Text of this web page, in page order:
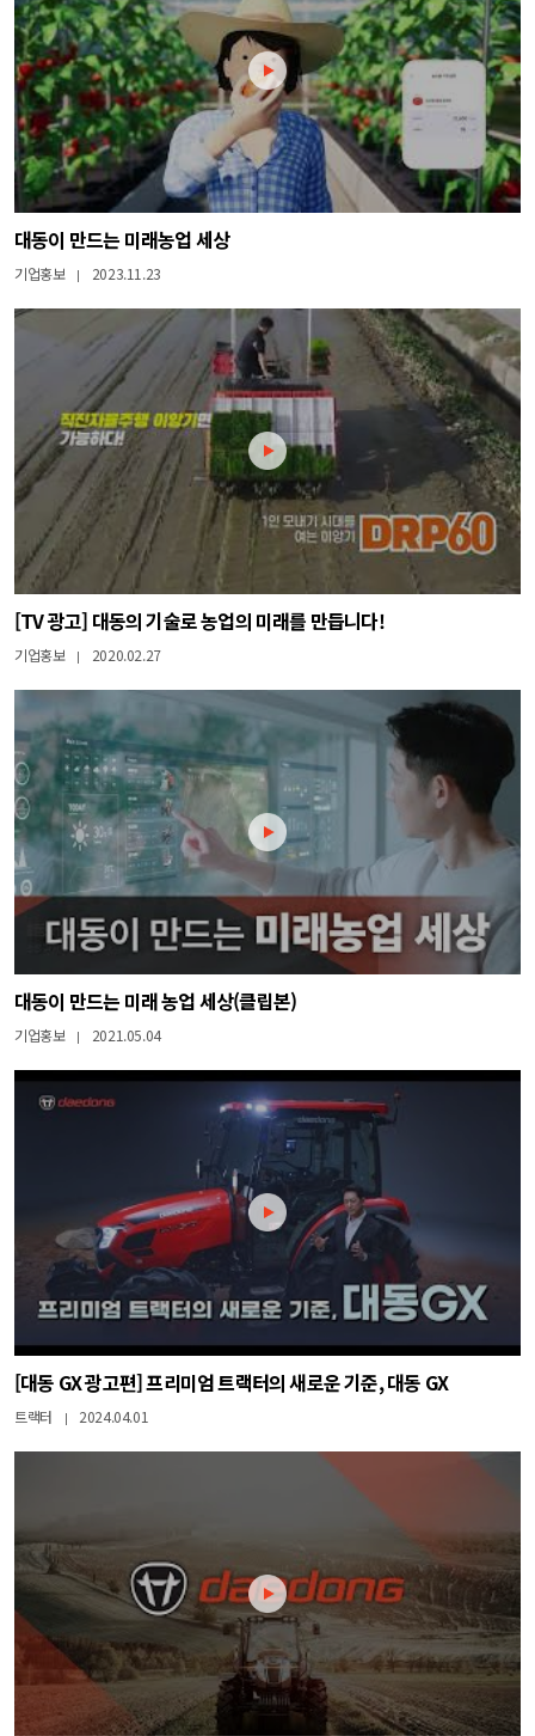
대동이 만드는 미래농업 세상
기업홍보 | 2023.11.23
[TV 광고] 대동의 기술로 농업의 미래를 만듭니다!
기업홍보 | 2020.02.27
대동이 만드는 미래 농업 세상(클립본)
기업홍보 | 2021.05.04
[대동 GX 광고편] 프리미엄 트랙터의 새로운 기준, 대동 GX
트랙터 | 2024.04.01